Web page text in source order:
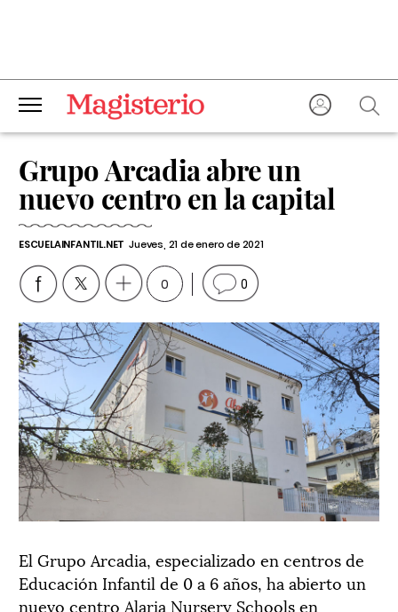
Grupo Arcadia abre un
nuevo centro en la capital
ESCUELAINFANTIL.NET Jueves, 21 de enero de 2021
0 0
El Grupo Arcadia, especializado en centros de
Educación Infantil de 0 a 6 años, ha abierto un
nuevo centro Alaria Nursery Schools en